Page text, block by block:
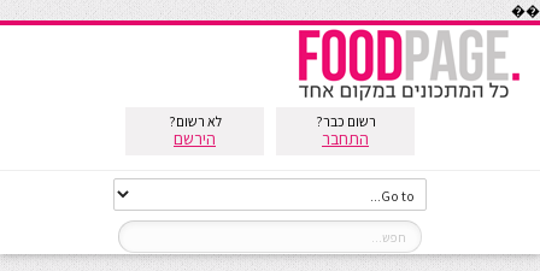
��
רשום כבר?
התחבר
לא רשום?
הירשם